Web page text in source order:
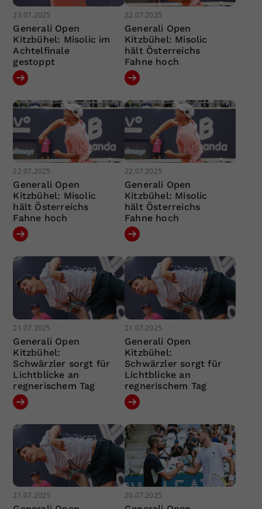
23.07.2025
Generali Open
Kitzbühel: Misolic im
Achtelfinale
gestoppt
22.07.2025
Generali Open
Kitzbühel: Misolic
hält Österreichs
Fahne hoch
22.07.2025
Generali Open
Kitzbühel: Misolic
hält Österreichs
Fahne hoch
22.07.2025
Generali Open
Kitzbühel: Misolic
hält Österreichs
Fahne hoch
21.07.2025
Generali Open
Kitzbühel:
Schwärzler sorgt für
Lichtblicke an
regnerischem Tag
21.07.2025
Generali Open
Kitzbühel:
Schwärzler sorgt für
Lichtblicke an
regnerischem Tag
21.07.2025 20.07.2025